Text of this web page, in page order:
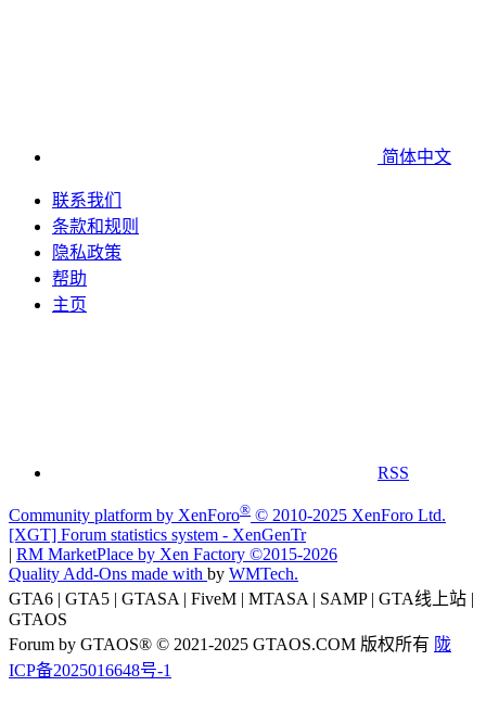
简体中文
联系我们
条款和规则
隐私政策
帮助
主页
RSS
Community platform by XenForo® © 2010-2025 XenForo Ltd.
[XGT] Forum statistics system - XenGenTr
| RM MarketPlace by Xen Factory ©2015-2026
Quality Add-Ons made with by WMTech.
GTA6 | GTA5 | GTASA | FiveM | MTASA | SAMP | GTA线上站 |
GTAOS
Forum by GTAOS® © 2021-2025 GTAOS.COM 版权所有 陇
ICP备2025016648号-1